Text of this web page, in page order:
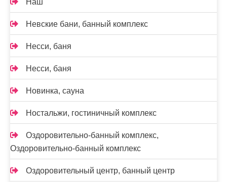
Наш
Невские бани, банный комплекс
Несси, баня
Несси, баня
Новинка, сауна
Ностальжи, гостиничный комплекс
Оздоровительно-банный комплекс,
Оздоровительно-банный комплекс
Оздоровительный центр, банный центр